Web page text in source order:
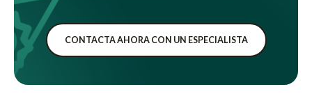
CONTACTA AHORA CON UN ESPECIALISTA